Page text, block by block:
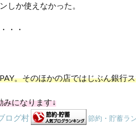
しか使えなかった。
・・
。そのほかの店ではじぶん銀行
みになります↓
ログ村
節約・貯蓄ラ